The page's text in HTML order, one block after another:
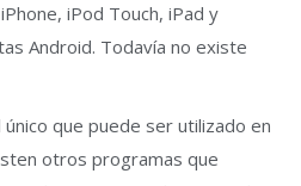
iPod Touch, iPad y
Android. Todavía no existe
que puede ser utilizado en
otros programas que